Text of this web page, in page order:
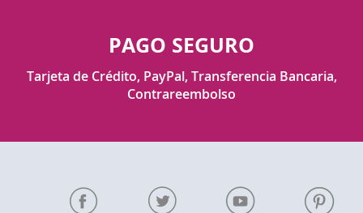
PAGO SEGURO
Tarjeta de Crédito, PayPal, Transferencia Bancaria,
Contrareembolso